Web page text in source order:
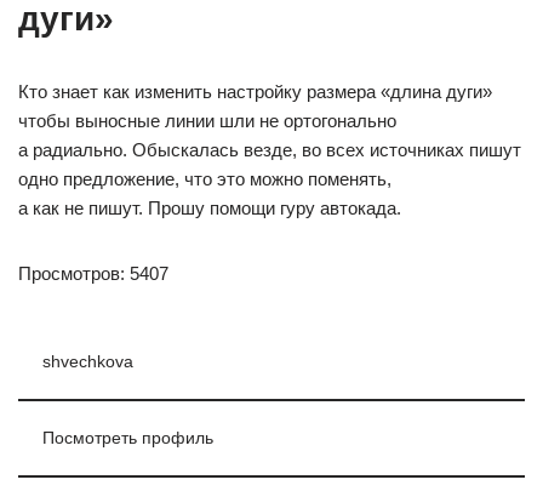
дуги»
Кто знает как изменить настройку размера «длина дуги»
чтобы выносные линии шли не ортогонально
а радиально. Обыскалась везде, во всех источниках пишут
одно предложение, что это можно поменять,
а как не пишут. Прошу помощи гуру автокада.
Просмотров: 5407
shvechkova
Посмотреть профиль